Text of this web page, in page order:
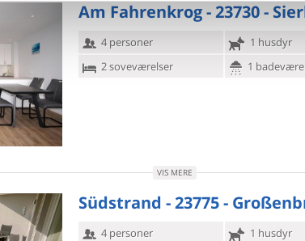
Am Fahrenkrog - 23730 -
4 personer
1 husdyr
2 soveværelser
1
VIS MERE
Südstrand - 23775 -
4 personer
1 husdyr